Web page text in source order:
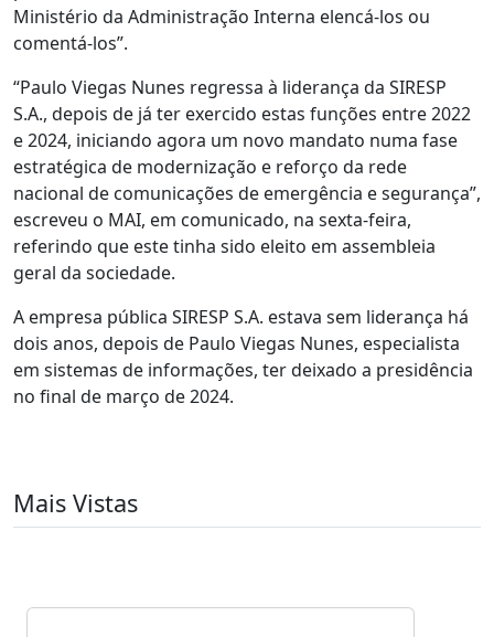
Ministério da Administração Interna elencá-los ou
comentá-los”.
“Paulo Viegas Nunes regressa à liderança da SIRESP
S.A., depois de já ter exercido estas funções entre 2022
e 2024, iniciando agora um novo mandato numa fase
estratégica de modernização e reforço da rede
nacional de comunicações de emergência e segurança”,
escreveu o MAI, em comunicado, na sexta-feira,
referindo que este tinha sido eleito em assembleia
geral da sociedade.
A empresa pública SIRESP S.A. estava sem liderança há
dois anos, depois de Paulo Viegas Nunes, especialista
em sistemas de informações, ter deixado a presidência
no final de março de 2024.
Mais Vistas